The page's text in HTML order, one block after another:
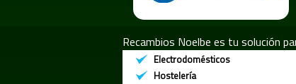
Recambios Noelbe es tu solución
Electrodomésticos
Hostelería